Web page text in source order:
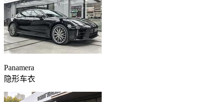
Panamera
隐形车衣